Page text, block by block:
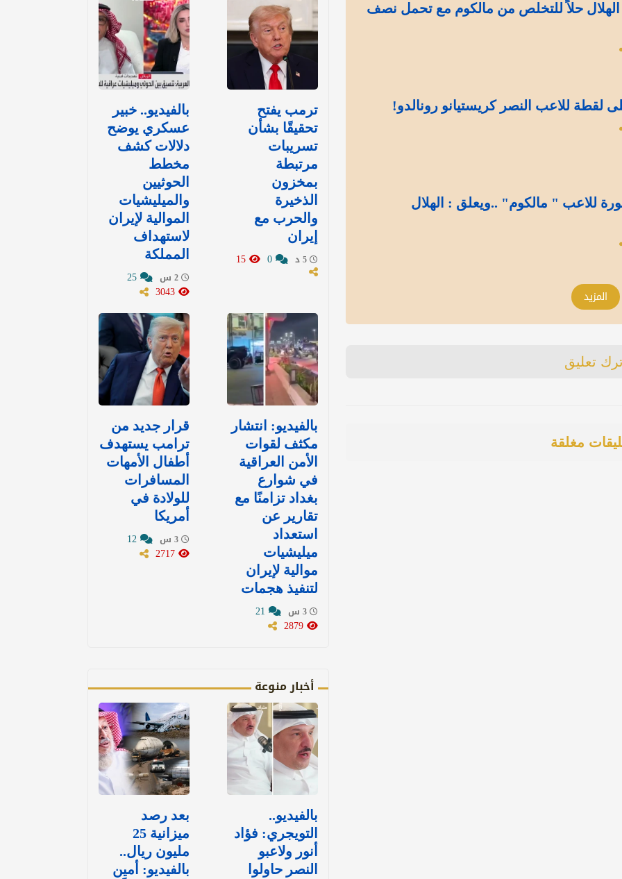
حلاً للتخلص من مالكوم مع تحمل نصف
لقطة للاعب النصر كريستيانو رونالدو!
للاعب " مالكوم" ..ويعلق : الهلال
المزيد
تعليق
مغلقة
ترمب يفتح
تحقيقًا بشأن
تسريبات
مرتبطة
بمخزون
الذخيرة
والحرب مع
إيران
بالفيديو.. خبير
عسكري يوضح
دلالات كشف
مخطط
الحوثيين
والميليشيات
الموالية لإيران
لاستهداف
المملكة
بالفيديو: انتشار
مكثف لقوات
الأمن العراقية
في شوارع
بغداد تزامنًا مع
تقارير عن
استعداد
ميليشيات
موالية لإيران
لتنفيذ هجمات
قرار جديد من
ترامب يستهدف
أطفال الأمهات
المسافرات
للولادة في
أمريكا
أخبار منوعة
بالفيديو..
التويجري: فؤاد
أنور ولاعبو
النصر حاولوا
بعد رصد
ميزانية 25
مليون ريال..
بالفيديو: أمين